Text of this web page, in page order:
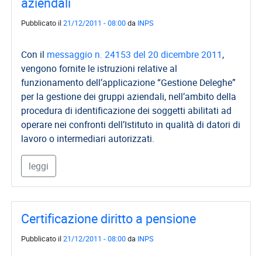
Pubblicato il21/12/2011 - 08:00da INPS
Con il messaggio n. 24153 del 20 dicembre 2011,
vengono fornite le istruzioni relative al
funzionamento dell’applicazione “Gestione Deleghe”
per la gestione dei gruppi aziendali, nell’ambito della
procedura di identificazione dei soggetti abilitati ad
operare nei confronti dell’Istituto in qualità di datori di
lavoro o intermediari autorizzati.
leggi
Certificazione diritto a pensione
Pubblicato il21/12/2011 - 08:00da INPS